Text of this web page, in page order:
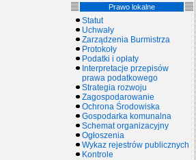
Prawo lokalne
Statut
Uchwały
Zarządzenia Burmistrza
Protokoły
Podatki i opłaty
Interpretacje przepisów
prawa podatkowego
Strategia rozwoju
Zagospodarowanie
Ochrona Środowiska
Gospodarka komunalna
Schemat organizacyjny
Ogłoszenia
Wykaz rejestrów publicznych
Kontrole